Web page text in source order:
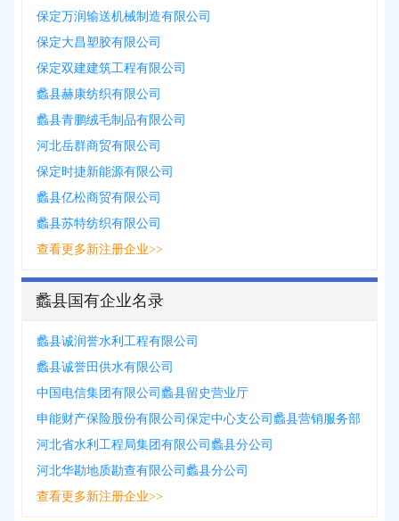
保定万润输送机械制造有限公司
保定大昌塑胶有限公司
保定双建建筑工程有限公司
蠡县赫康纺织有限公司
蠡县青鹏绒毛制品有限公司
河北岳群商贸有限公司
保定时捷新能源有限公司
蠡县亿松商贸有限公司
蠡县苏特纺织有限公司
查看更多新注册企业>>
蠡县国有企业名录
蠡县诚润誉水利工程有限公司
蠡县诚誉田供水有限公司
中国电信集团有限公司蠡县留史营业厅
申能财产保险股份有限公司保定中心支公司蠡县营销服务部
河北省水利工程局集团有限公司蠡县分公司
河北华勘地质勘查有限公司蠡县分公司
查看更多新注册企业>>